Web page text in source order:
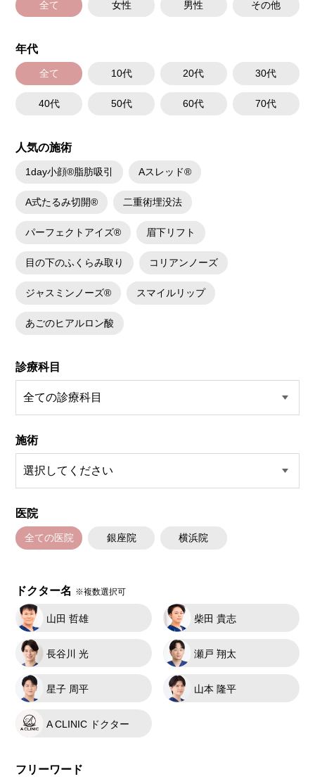
全て 女性 男性 その他
年代
全て 10代 20代 30代
40代 50代 60代 70代
人気の施術
1day小顔®脂肪吸引 Aスレッド®
A式たるみ切開® 二重術埋没法
パーフェクトアイズ® 眉下リフト
目の下のふくらみ取り コリアンノーズ
ジャスミンノーズ® スマイルリップ
あごのヒアルロン酸
診療科目
施術
医院
全ての医院 銀座院 横浜院
ドクター名 ※複数選択可
山田 哲雄 柴田 貴志
長谷川 光 瀬戸 翔太
星子 周平 山本 隆平
A CLINIC ドクター
フリーワード